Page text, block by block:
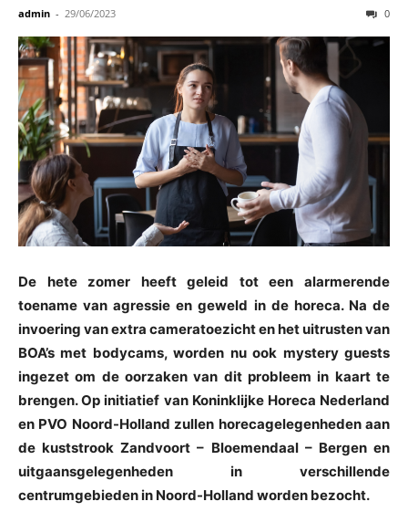
admin - 29/06/2023 0
De hete zomer heeft geleid tot een alarmerende
toename van agressie en geweld in de horeca. Na de
invoering van extra cameratoezicht en het uitrusten van
BOA’s met bodycams, worden nu ook mystery guests
ingezet om de oorzaken van dit probleem in kaart te
brengen. Op initiatief van Koninklijke Horeca Nederland
en PVO Noord-Holland zullen horecagelegenheden aan
de kuststrook Zandvoort – Bloemendaal – Bergen en
uitgaansgelegenheden in verschillende
centrumgebieden in Noord-Holland worden bezocht.